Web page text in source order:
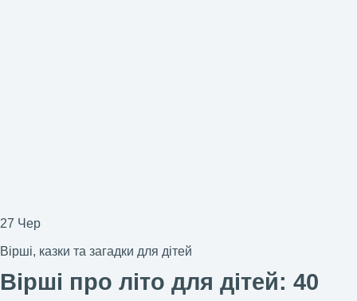
27 Чер
Вірші, казки та загадки для дітей
Вірші про літо для дітей: 40